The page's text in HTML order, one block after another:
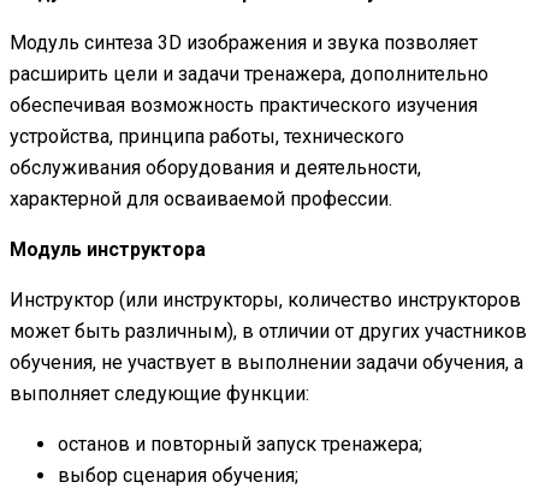
Модуль синтеза 3D изображения и звука позволяет
расширить цели и задачи тренажера, дополнительно
обеспечивая возможность практического изучения
устройства, принципа работы, технического
обслуживания оборудования и деятельности,
характерной для осваиваемой профессии.
Модуль инструктора
Инструктор (или инструкторы, количество инструкторов
может быть различным), в отличии от других участников
обучения, не участвует в выполнении задачи обучения, а
выполняет следующие функции:
останов и повторный запуск тренажера;
выбор сценария обучения;